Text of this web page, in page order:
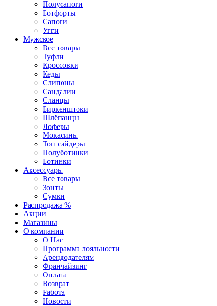
Полусапоги
Ботфорты
Сапоги
Угги
Мужское
Все товары
Туфли
Кроссовки
Кеды
Слипоны
Сандалии
Сланцы
Биркенштоки
Шлёпанцы
Лоферы
Мокасины
Топ-сайдеры
Полуботинки
Ботинки
Аксессуары
Все товары
Зонты
Сумки
Распродажа %
Акции
Магазины
О компании
О Нас
Программа лояльности
Арендодателям
Франчайзинг
Оплата
Возврат
Работа
Новости